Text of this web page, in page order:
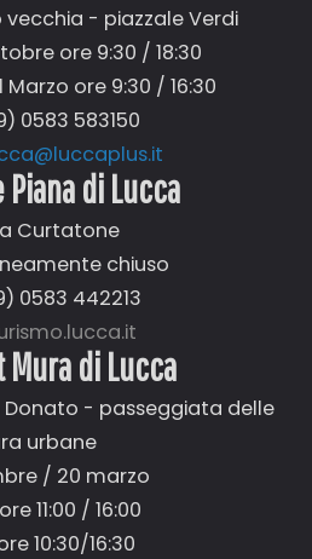
vecchia - piazzale Verdi
ore 9:30 / 18:30
Marzo ore 9:30 / 16:30
0583 583150
Piana di Lucca
Curtatone
chiuso
0583 442213
di Lucca
- passeggiata delle
urbane
/ 20 marzo
11:00 / 16:00
10:30/16:30